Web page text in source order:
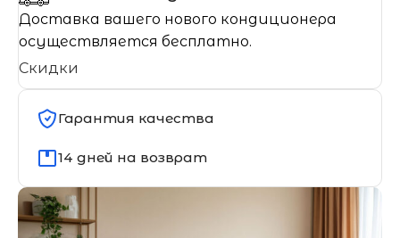
Доставка вашего нового кондиционера
осуществляется бесплатно.
Скидки
Гарантия качества
14 дней на возврат